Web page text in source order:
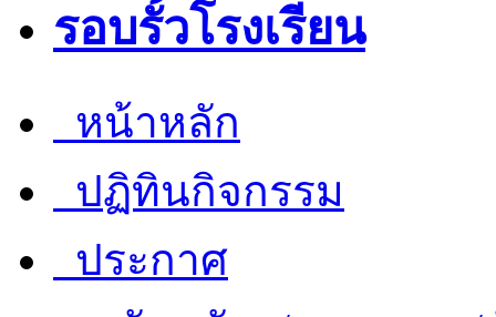
รอบรั้วโรงเรียน
หน้าหลัก
ปฏิทินกิจกรรม
ประกาศ